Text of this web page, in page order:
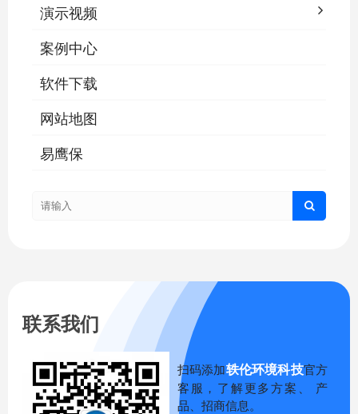
演示视频
案例中心
软件下载
网站地图
易鹰保
联系我们
扫码添加轶伦环境科技官方
客服，了解更多方案、 产
品、招商信息。